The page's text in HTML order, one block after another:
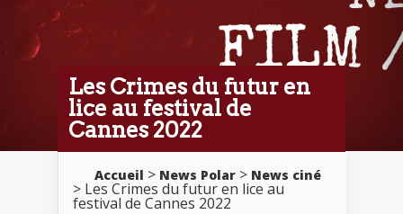
Les Crimes du futur en
lice au festival de
Cannes 2022
Accueil > News Polar > News ciné
> Les Crimes du futur en lice au
festival de Cannes 2022